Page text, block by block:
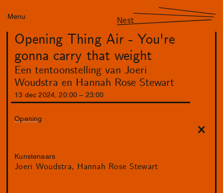
Menu Nest
Opening Thing Air - You're
gonna carry that weight
Een tentoonstelling van Joeri
Woudstra en Hannah Rose Stewart
13 dec 2024 ,20:00 23 :00
Opening
Kunstenaars
Joeri Woudstra Hannah Rose Stewart